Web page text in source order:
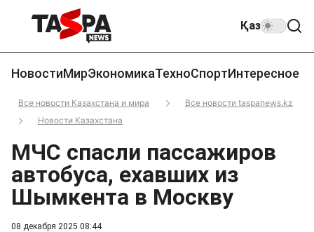
Қаз
НовостиМирЭкономикаТехноСпортИнтересное
Все новости Казахстана и мира
Все новости taspanews.kz
Новости Казахстана
08 декабря 2025 08:44
МЧС спасли пассажиров
автобуса, ехавших из
Шымкента в Москву